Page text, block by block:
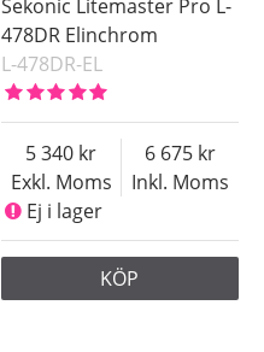
Sekonic Litemaster Pro L-
478DR Elinchrom
L-478DR-EL
Exkl. Moms
5 340
Inkl. Moms
6 675
Ej i lager
KÖP